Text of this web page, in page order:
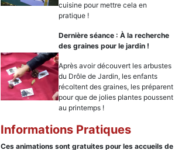
cuisine pour mettre cela en
pratique !
Dernière séance : À la recherche
des graines pour le jardin !
Après avoir découvert les arbustes
du Drôle de Jardin, les enfants
récoltent des graines, les préparent
pour que de jolies plantes poussent
au printemps !
Informations Pratiques
Ces animations sont gratuites pour les accueils de